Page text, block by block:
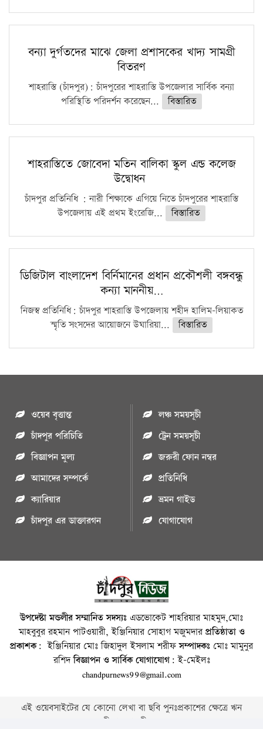
বন্যা দুর্গতদের মাঝে জেলা প্রশাসকের খাদ্য সামগ্রী
বিতরণ
শাহরাস্তি (চাঁদপুর): চাঁদপুরের শাহরাস্তি উপজেলার সার্বিক বন্যা
পরিস্থিতি পরিদর্শন করেছেন...
বিস্তারিত
শাহরাস্তিতে জোবেদা মতিন বালিকা স্কুল এন্ড কলেজ
উদ্বোধন
চাঁদপুর প্রতিনিধি : নারী শিক্ষাকে এগিয়ে নিতে চাঁদপুরের শাহরাস্তি
উপজেলায় এই প্রথম ইংরেজি...
বিস্তারিত
ডিজিটাল বাংলাদেশ বির্নিমানের প্রধান প্রকৌশলী বঙ্গবন্ধু
কন্যা মাননীয়…
নিজস্ব প্রতিনিধি: চাঁদপুর শাহরাস্তি উপজেলায় শহীদ হালিম-লিয়াকত
স্মৃতি সংসদের আয়োজনে উঘারিয়া...
বিস্তারিত
ওয়েব বৃত্তান্ত
চাঁদপুর পরিচিতি
বিজ্ঞাপন মুল্য
আমাদের সম্পর্কে
ক্যারিয়ার
চাঁদপুর এর ডাক্তারগন
লঞ্চ সময়সূচী
ট্রেন সময়সূচী
জরুরী ফোন নম্বর
প্রতিনিধি
ভ্রমন গাইড
যোগাযোগ
উপদেষ্টা মন্ডলীর সম্মানিত সদস্যঃ এডভোকেট শাহরিয়ার মাহমুদ,মোঃ
মাহবুবুর রহমান পাটওয়ারী, ইঞ্জিনিয়ার সোহাগ মজুমদারপ্রতিষ্ঠাতা ও
প্রকাশক: ইঞ্জিনিয়ার মোঃ জিহাদুল ইসলাম শরীফসম্পাদকঃ মোঃ মামুনুর
রশিদবিজ্ঞাপন ও সার্বিক যোগাযোগ: ই-মেইলঃ
chandpurnews99@gmail.com
এই ওয়েবসাইটের যে কোনো লেখা বা ছবি পুনঃপ্রকাশের ক্ষেত্রে ঋন
স্বীকার বাঞ্চনীয় ।